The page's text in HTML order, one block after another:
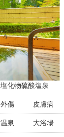
塩化物硫酸塩泉
外傷 皮膚病
温泉 大浴場